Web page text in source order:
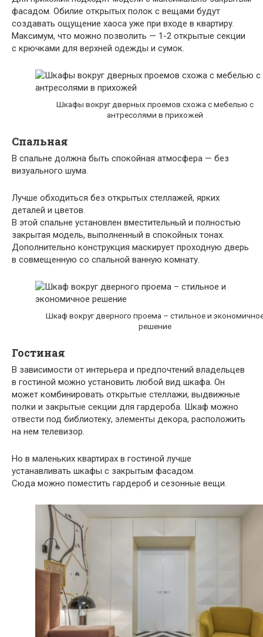
фасадом. Обилие открытых полок с вещами будут
создавать ощущение хаоса уже при входе в квартиру.
Максимум, что можно позволить — 1-2 открытые секции
с крючками для верхней одежды и сумок.
Шкафы вокруг дверных проемов схожа с мебелью с
антресолями в прихожей
Спальная
В спальне должна быть спокойная атмосфера — без
визуального шума.
Лучше обходиться без открытых стеллажей, ярких
деталей и цветов.
В этой спальне установлен вместительный и полностью
закрытая модель, выполненный в спокойных тонах.
Дополнительно конструкция маскирует проходную дверь
в совмещенную со спальной ванную комнату.
Шкаф вокруг дверного проема – стильное и
решение
Гостиная
В зависимости от интерьера и предпочтений владельцев
в гостиной можно установить любой вид шкафа. Он
может комбинировать открытые стеллажи, выдвижные
полки и закрытые секции для гардероба. Шкаф можно
отвести под библиотеку, элементы декора, расположить
на нем телевизор.
Но в маленьких квартирах в гостиной лучше
устанавливать шкафы с закрытым фасадом.
Сюда можно поместить гардероб и сезонные вещи.